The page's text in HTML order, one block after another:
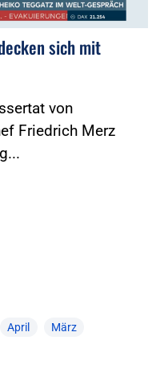
sich mit
von
Friedrich Merz
April März